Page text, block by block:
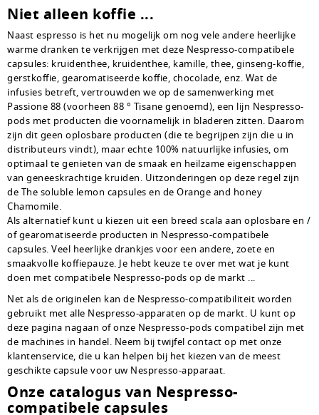
Niet alleen koffie ...
Naast espresso is het nu mogelijk om nog vele andere heerlijke
warme dranken te verkrijgen met deze Nespresso-compatibele
capsules: kruidenthee, kruidenthee, kamille, thee, ginseng-koffie,
gerstkoffie, gearomatiseerde koffie, chocolade, enz. Wat de
infusies betreft, vertrouwden we op de samenwerking met
Passione 88 (voorheen 88 ° Tisane genoemd), een lijn Nespresso-
pods met producten die voornamelijk in bladeren zitten. Daarom
zijn dit geen oplosbare producten (die te begrijpen zijn die u in
distributeurs vindt), maar echte 100% natuurlijke infusies, om
optimaal te genieten van de smaak en heilzame eigenschappen
van geneeskrachtige kruiden. Uitzonderingen op deze regel zijn
de The soluble lemon capsules en de Orange and honey
Chamomile.
Als alternatief kunt u kiezen uit een breed scala aan oplosbare en /
of gearomatiseerde producten in Nespresso-compatibele
capsules. Veel heerlijke drankjes voor een andere, zoete en
smaakvolle koffiepauze. Je hebt keuze te over met wat je kunt
doen met compatibele Nespresso-pods op de markt ...
Net als de originelen kan de Nespresso-compatibiliteit worden
gebruikt met alle Nespresso-apparaten op de markt. U kunt op
deze pagina nagaan of onze Nespresso-pods compatibel zijn met
de machines in handel. Neem bij twijfel contact op met onze
klantenservice, die u kan helpen bij het kiezen van de meest
geschikte capsule voor uw Nespresso-apparaat.
Onze catalogus van Nespresso-
compatibele capsules